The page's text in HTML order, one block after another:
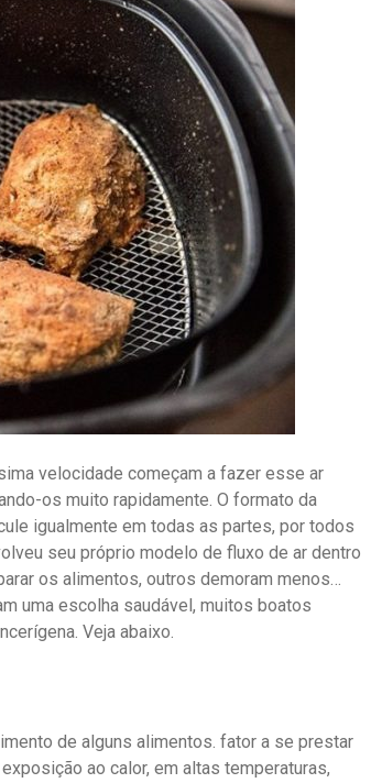
velocidade começam a fazer esse ar
os muito rapidamente. O formato da
igualmente em todas as partes, por todos
seu próprio modelo de fluxo de ar dentro
os alimentos, outros demoram menos…
uma escolha saudável, muitos boatos
Veja abaixo.
de alguns alimentos. fator a se prestar
ao calor, em altas temperaturas,